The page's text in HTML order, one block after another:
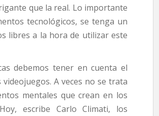
que la real. Lo importante
tecnológicos, se tenga un
libres a la hora de utilizar este
debemos tener en cuenta el
A veces no se trata
mentales que crean en los
escribe Carlo Climati, los